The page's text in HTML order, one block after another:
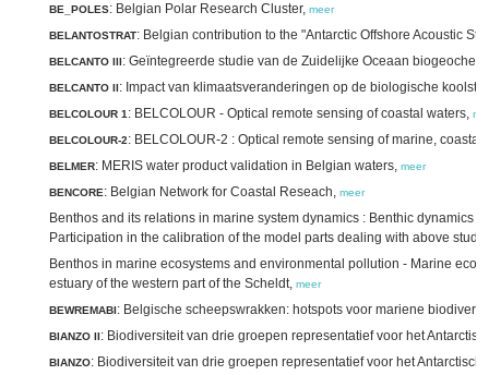
BE_POLES: Belgian Polar Research Cluster, meer
BELANTOSTRAT: Belgian contribution to the "Antarctic Offshore Acoustic
BELCANTO III: Geïntegreerde studie van de Zuidelijke Oceaan
BELCANTO II: Impact van klimaatsveranderingen op de biologische
BELCOLOUR 1 : BELCOLOUR - Optical remote sensing of coastal waters,
BELCOLOUR-2: BELCOLOUR-2 : Optical remote sensing of marine,
BELMER: MERIS water product validation in Belgian waters, meer
BENCORE: Belgian Network for Coastal Reseach, meer
Benthos and its relations in marine system dynamics : Benthic dynamics
Participation in the calibration of the model parts dealing with above
Benthos in marine ecosystems and environmental pollution - Marine
estuary of the western part of the Scheldt, meer
BEWREMABI: Belgische scheepswrakken: hotspots voor mariene
BIANZO II: Biodiversiteit van drie groepen representatief voor het
BIANZO: Biodiversiteit van drie groepen representatief voor het